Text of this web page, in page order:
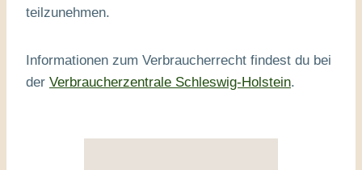
teilzunehmen.
Informationen zum Verbraucherrecht findest du bei
der Verbraucherzentrale Schleswig-Holstein.